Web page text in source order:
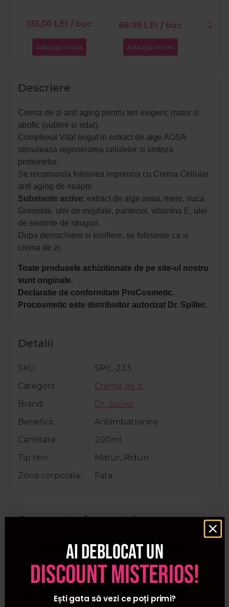
135,00 LEI / buc
Adauga in cos
68,99 LEI / buc
Adauga in cos
Descriere
Crema de zi anti aging pentru ten exigent, matur si
atrofic (subtire si ridat).
Complexul Vital bogat in extract de alge AOSA
stimuleaza regenerarea celulelor si sinteza
proteinelor.
Se recomanda folosirea impreuna cu Crema Cellular
anti aging de noapte.
Substante active: extract de alge aosa, mere, nuca
Grenoble, ulei de migdale, pantenol, vitamina E, ulei
de seminte de struguri.
Dupa demachiere si tonifiere, se foloseste ca si
crema de zi.
Toate produsele achizitionate de pe site-ul nostru
sunt originale.
Declaratie de conformitate ProCosmetic.
Procosmetic este distribuitor autorizat Dr. Spiller.
Detalii
SKU
SPIL-233
Categorii
Creme de zi
Brand
Dr. Spiller
Beneficii
Antiimbatranire
Cantitate
200ml
Tip ten
Matur, Riduri
Zona corporala
Fata
Cumparate frecvent impreuna:
Pret special Pret special
Ai deblocat un
discount misterios!
Ești gata să vezi ce poți primi?